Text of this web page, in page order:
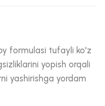
formulasi tufayli ko'z
yopish orqali
yashirishga yordam